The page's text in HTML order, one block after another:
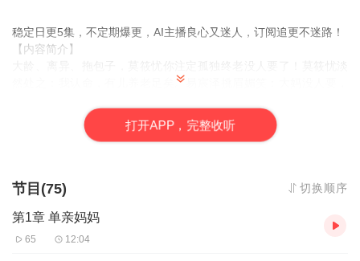
稳定日更5集，不定期爆更，AI主播良心又迷人，订阅追更不迷路！
【内容简介】
然处之：我认命，有儿养老足矣。易宸泽挑眉媚笑：大妈没人要，
还。莫筱忧无语抚额：老板桑，别逗我！前夫君，再见不送！角落
传来弱弱的童音：麻麻，我比较喜欢……那个谁。
作者：陌落殇颜
打开APP，完整收听
节目(75) 切换顺序
第1章 单亲妈妈
65 12:04